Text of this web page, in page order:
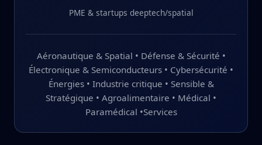
PME & startups deeptech/spatial
Aéronautique & Spatial • Défense & Sécurité •
Électronique & Semiconducteurs • Cybersécurité •
Énergies • Industrie critique • Sensible &
Stratégique • Agroalimentaire • Médical •
Paramédical •Services